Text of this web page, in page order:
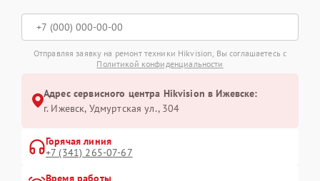
Отправляя заявку на ремонт техники Hikvision, Вы соглашаетесь с
Политикой конфиденциальности
Адрес сервисного центра Hikvision в Ижевске:
г. Ижевск, Удмуртская ул., 304
Горячая линия
+7 (341) 265-07-67
Время работы